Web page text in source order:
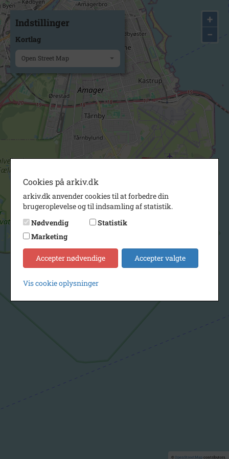
+
−
© OpenStreetMapcontributors.
Indstillinger
Kortlag
Open Street Map
Cookies på arkiv.dk
arkiv.dk anvender cookies til at forbedre din
brugeroplevelse og til indsamling af statistik.
Nødvendig
Statistik
Marketing
Accepter nødvendige Accepter valgte
Vis cookie oplysninger